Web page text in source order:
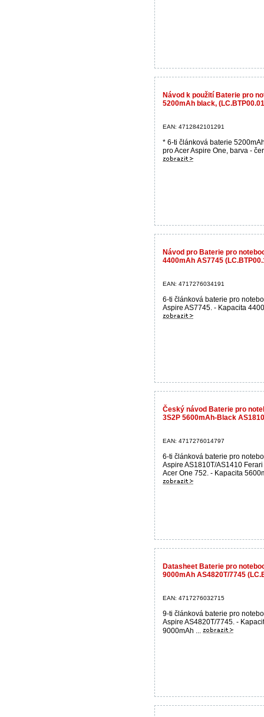
Návod k použití Baterie pro
5200mAh black,
EAN: 4712842101291
* 6-ti článková baterie
pro Acer Aspire One, barva -
Návod pro Baterie pro
4400mAh AS7745
EAN: 4717276034191
6-ti článková baterie pro
Aspire AS7745. - Kapacita
Český návod Baterie pro
3S2P 5600mAh-Black
EAN: 4717276014797
6-ti článková baterie pro
Aspire AS1810T/AS1410
Acer One 752. - Kapacita
Datasheet Baterie pro
9000mAh AS4820T/7745
EAN: 4717276032715
9-ti článková baterie pro
Aspire AS4820T/7745. -
9000mAh ...